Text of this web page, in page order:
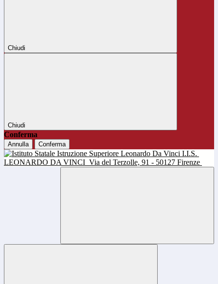
Chiudi
Chiudi
Conferma
Annulla Conferma
I.I.S.
LEONARDO DA VINCI Via del Terzolle, 91 - 50127 Firenze